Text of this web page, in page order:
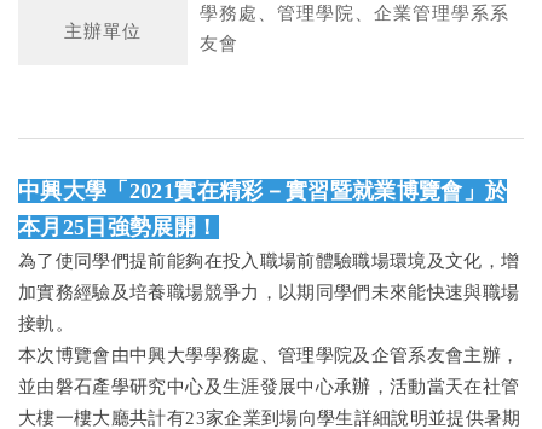
主辦單位
學務處、管理學院、企業管理學系系
友會
中興大學「2021實在精彩－實習暨就業博覽會」於
本月25日強勢展開！
為了使同學們提前能夠在投入職場前體驗職場環境及文化，增
加實務經驗及培養職場競爭力，以期同學們未來能快速與職場
接軌。
本次博覽會由中興大學學務處、管理學院及企管系友會主辦，
並由磐石產學研究中心及生涯發展中心承辦，活動當天在社管
大樓一樓大廳共計有23家企業到場向學生詳細說明並提供暑期